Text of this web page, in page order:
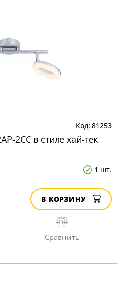
81253
2CC в стиле хай-тек
1 шт.
В КОРЗИНУ